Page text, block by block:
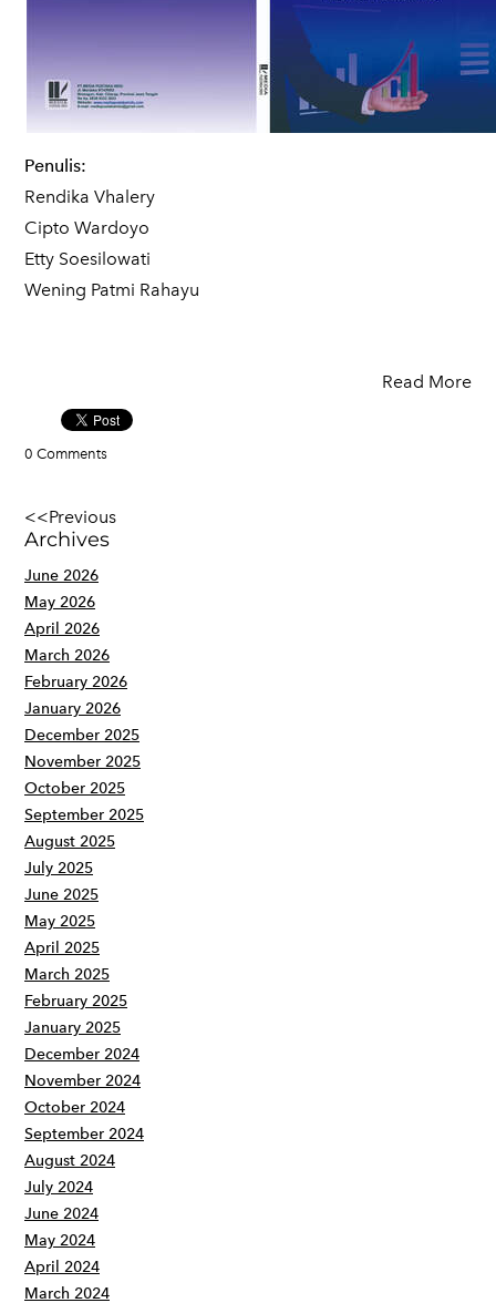
Penulis:
Rendika Vhalery
Cipto Wardoyo
Etty Soesilowati
Wening Patmi Rahayu
Read More
0 Comments
<<Previous
Archives
June 2026
May 2026
April 2026
March 2026
February 2026
January 2026
December 2025
November 2025
October 2025
September 2025
August 2025
July 2025
June 2025
May 2025
April 2025
March 2025
February 2025
January 2025
December 2024
November 2024
October 2024
September 2024
August 2024
July 2024
June 2024
May 2024
April 2024
March 2024